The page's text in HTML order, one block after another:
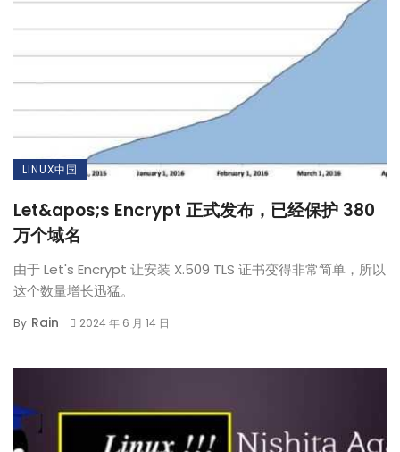
LINUX中国
Let&apos;s Encrypt 正式发布，已经保护 380
万个域名
由于 Let's Encrypt 让安装 X.509 TLS 证书变得非常简单，所以
这个数量增长迅猛。
By Rain 2024 年 6 月 14 日